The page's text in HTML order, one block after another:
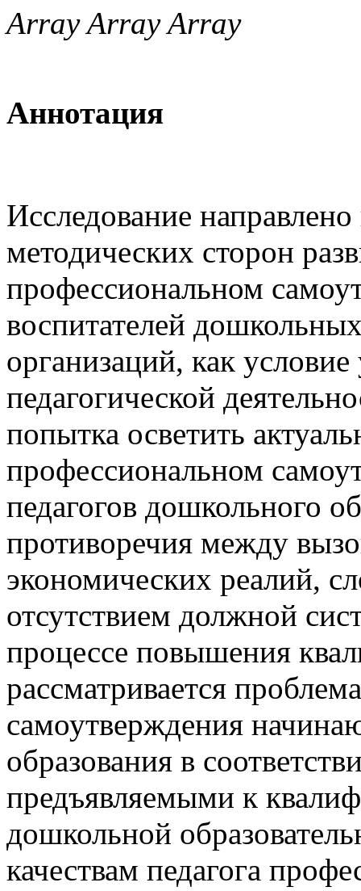
Array Array Array
Аннотация
Исследование
методических сторон
профессиональном
воспитателей
организаций, как
педагогической
попытка осветить
профессиональном
педагогов дошкольного
противоречия между
экономических реалий,
отсутствием должной
процессе повышения
рассматривается
самоутверждения
образования в
предъявляемыми к
дошкольной
качествам педагога